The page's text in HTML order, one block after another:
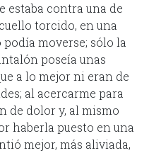
estaba contra una de
torcido, en una
moverse; sólo la
poseía unas
a lo mejor ni eran de
al acercarme para
de dolor y, al mismo
haberla puesto en una
mejor, más aliviada,